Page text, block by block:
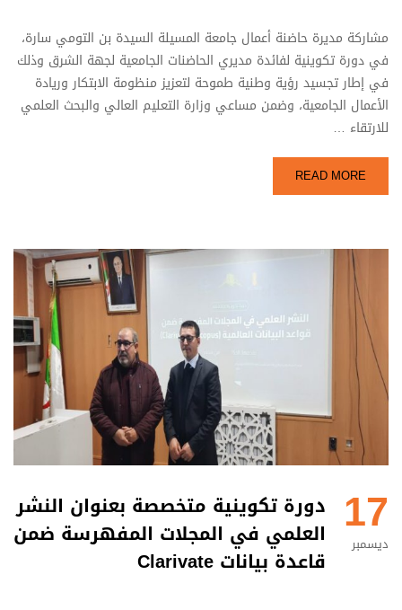
مشاركة مديرة حاضنة أعمال جامعة المسيلة السيدة بن التومي سارة،
في دورة تكوينية لفائدة مديري الحاضنات الجامعية لجهة الشرق وذلك
في إطار تجسيد رؤية وطنية طموحة لتعزيز منظومة الابتكار وريادة
الأعمال الجامعية، وضمن مساعي وزارة التعليم العالي والبحث العلمي
للارتقاء …
READ MORE
17
ديسمبر
دورة تكوينية متخصصة بعنوان النشر
العلمي في المجلات المفهرسة ضمن
قاعدة بيانات Clarivate